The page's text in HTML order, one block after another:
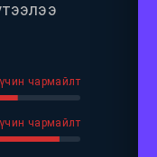
чармайлт
чармайлт